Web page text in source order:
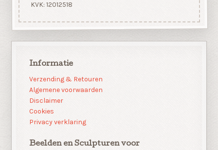
KVK: 12012518
Informatie
Verzending & Retouren
Algemene voorwaarden
Disclaimer
Cookies
Privacy verklaring
Beelden en Sculpturen voor